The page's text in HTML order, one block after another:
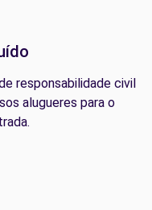
responsabilidade civil
alugueres para o